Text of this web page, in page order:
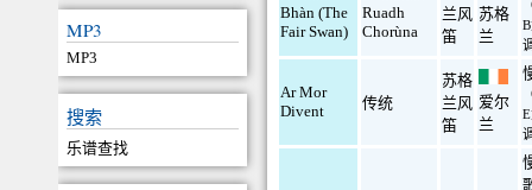
MP3
MP3
搜索
乐谱查找
Bhàn (The
Fair Swan)
Ruadh
Chorùna
兰风
笛
苏格
兰
Ar Mor
Divent
传统
苏格
兰风
笛
爱尔
兰